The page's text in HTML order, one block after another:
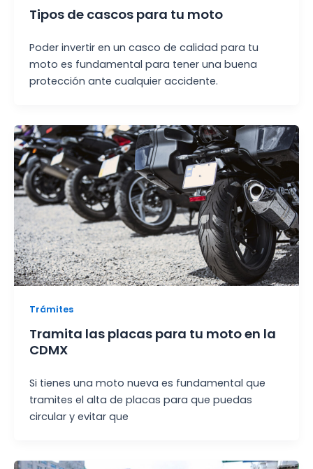
Tipos de cascos para tu moto
Poder invertir en un casco de calidad para tu
moto es fundamental para tener una buena
protección ante cualquier accidente.
Trámites
Tramita las placas para tu moto en la
CDMX
Si tienes una moto nueva es fundamental que
tramites el alta de placas para que puedas
circular y evitar que